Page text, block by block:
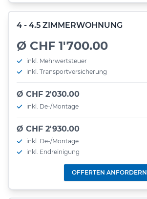
4 - 4.5 ZIMMERWOHNUNG
Ø CHF 1'700.00
inkl. Mehrwertsteuer
inkl. Transportversicherung
Ø CHF 2'030.00
inkl. De-/Montage
Ø CHF 2'930.00
inkl. De-/Montage
inkl. Endreinigung
OFFERTEN ANFORDERN